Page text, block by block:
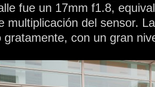
fue un 17mm f1.8,
multiplicación del sensor.
gratamente, con un gran